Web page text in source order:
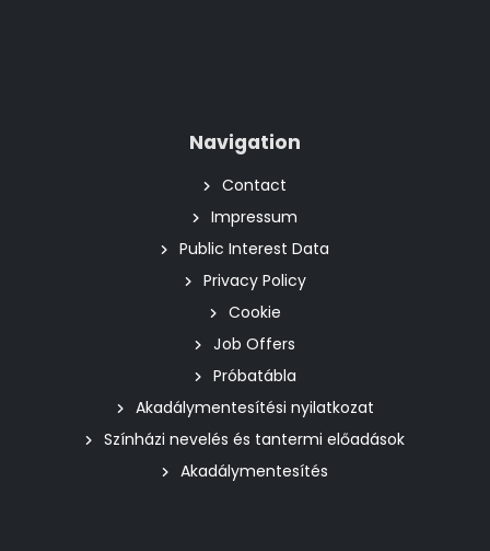
Navigation
Contact
Impressum
Public Interest Data
Privacy Policy
Cookie
Job Offers
Próbatábla
Akadálymentesítési nyilatkozat
Színházi nevelés és tantermi előadások
Akadálymentesítés